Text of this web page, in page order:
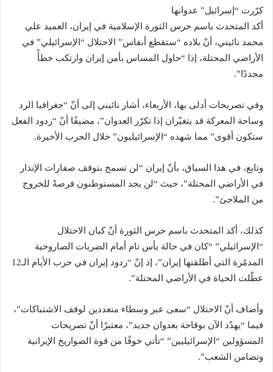
كرّرت “إسرائيل” عدوانها
أكد المتحدث باسم حرس الثورة الإسلامية في إيران، العميد علي
محمد نائيني، أنّ بلاده “ستقطع أنفاس” الاحتلال “الإسرائيلي” في
الأراضي المحتلة، إذا “حاول المساس بأمن إيران وارتكب خطأً
مجددًا”.
وفي تصريحات أدلى بها، الأربعاء، أشار نائيني إلى أنّ “جغرافيا الرد
وساحة المعركة قد يتغيّران إذا تكرّر العدوان”، مضيفًا أنّ “ردود الفعل
ستكون أقوى” مما شهده “الإسرائيليون” خلال الحرب الأخيرة.
وتابع، في هذا السياق، بأنّ إيران “لن تسمح بتوقف صفارات الإنذار
في الأراضي المحتلة”، حيث “لن يجد المستوطنون فرصةً للخروج
من الملاجئ”.
كذلك، أكد المتحدث باسم حرس الثورة أنّ كيان الاحتلال
“الإسرائيلي” “كان في حالة يأس تام أمام الضربات الصاروخية
المدمّرة التي أطلقتها إيران”، إذ إنّ “ردود إيران في حرب الأيام الـ12
عطّلت الحياة في الأراضي المحتلة”.
وأضاف أنّ الاحتلال “سعى عبر وسطاء متعددين لوقف الاشتباكات”،
فيما “يهدّد الآن بوقاحة بعدوان جديد”، معتبرًا أنّ تصريحات
المسؤولين “الإسرائيليين” “تأتي خوفًا من قوة الصواريخ الإيرانية
وتضامن الشعب”.